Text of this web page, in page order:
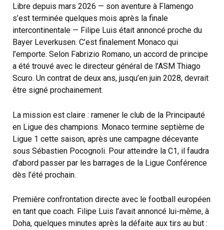
Libre depuis mars 2026 — son aventure à Flamengo
s’est terminée quelques mois après la finale
intercontinentale — Filipe Luis était annoncé proche du
Bayer Leverkusen. C’est finalement Monaco qui
l’emporte. Selon Fabrizio Romano, un accord de principe
a été trouvé avec le directeur général de l’ASM Thiago
Scuro. Un contrat de deux ans, jusqu’en juin 2028, devrait
être signé prochainement.
La mission est claire : ramener le club de la Principauté
en Ligue des champions. Monaco termine septième de
Ligue 1 cette saison, après une campagne décevante
sous Sébastien Pocognoli. Pour atteindre la C1, il faudra
d’abord passer par les barrages de la Ligue Conférence
dès l’été prochain.
Première confrontation directe avec le football européen
en tant que coach. Filipe Luis l’avait annoncé lui-même, à
Doha, quelques minutes après la défaite aux tirs au but :